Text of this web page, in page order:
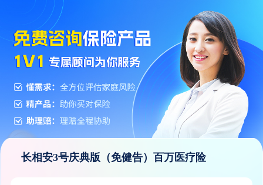
长相安3号庆典版（免健告）百万医疗险